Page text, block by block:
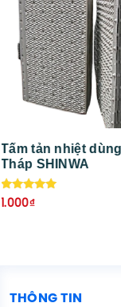
Tấm tản nhiệt PP
Cooling tower fill
Được xếp
hạng
1.000
THÔNG TIN